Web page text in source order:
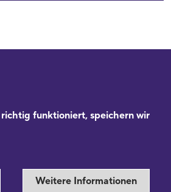
funktioniert, speichern wir
Weitere Informationen
Programm